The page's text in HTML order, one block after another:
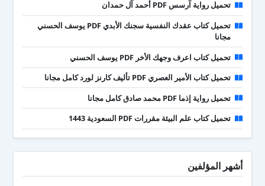
تحميل رواية آرسس PDF أحمد آل حمدان
تحميل كتاب عقدك النفسية سجنك الأبدي PDF يوسف الحسني
مجانا
تحميل كتاب اعرف وجهك الأخر PDF يوسف الحسني
تحميل كتاب الأمير العصري PDF تأليف كارنز لورد كامل مجانا
تحميل رواية إذما PDF محمد صادق كامل مجانا
تحميل كتاب علم البيئة مقررات PDF السعودية 1443
أشهر المؤلفين